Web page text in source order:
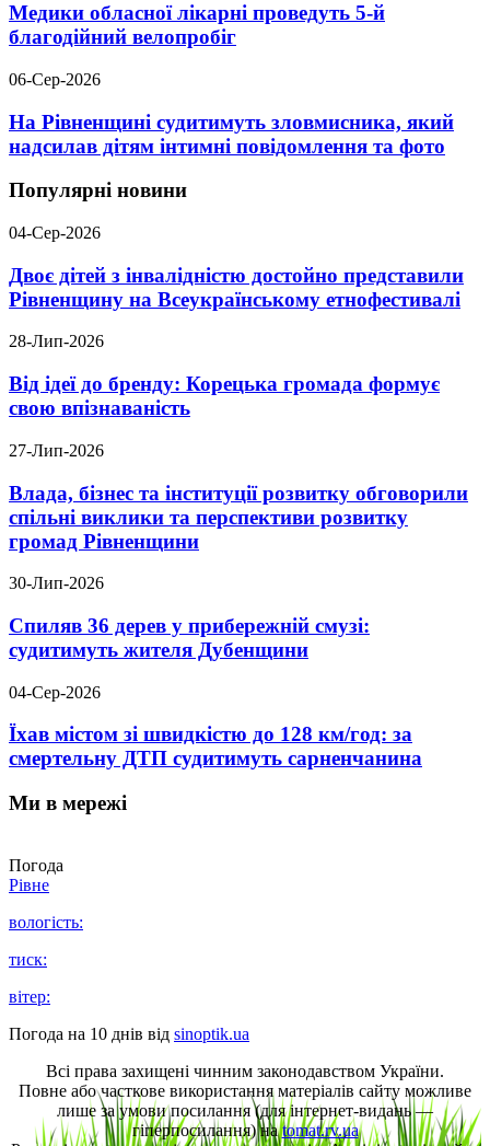
Медики обласної лікарні проведуть 5-й
благодійний велопробіг
06-Сер-2026
На Рівненщині судитимуть зловмисника, який
надсилав дітям інтимні повідомлення та фото
Популярні новини
04-Сер-2026
Двоє дітей з інвалідністю достойно представили
Рівненщину на Всеукраїнському етнофестивалі
28-Лип-2026
Від ідеї до бренду: Корецька громада формує
свою впізнаваність
27-Лип-2026
Влада, бізнес та інституції розвитку обговорили
спільні виклики та перспективи розвитку
громад Рівненщини
30-Лип-2026
Спиляв 36 дерев у прибережній смузі:
судитимуть жителя Дубенщини
04-Сер-2026
Їхав містом зі швидкістю до 128 км/год: за
смертельну ДТП судитимуть сарненчанина
Ми в мережі
Погода
Рівне
вологість:
тиск:
вітер:
Погода на 10 днів від sinoptik.ua
Всі права захищені чинним законодавством України.
Повне або часткове використання матеріалів сайту можливе
лише за умови посилання (для інтернет-видань —
гіперпосилання) наtomat.rv.ua